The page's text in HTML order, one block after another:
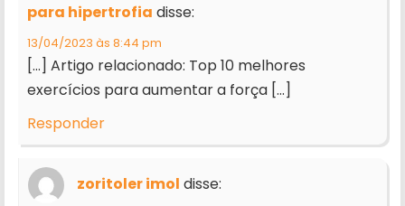
para hipertrofia disse:
13/04/2023 às 8:44 pm
[…] Artigo relacionado: Top 10 melhores
exercícios para aumentar a força […]
Responder
zoritoler imol disse: